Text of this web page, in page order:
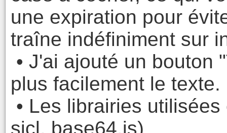
une expiration pour
traîne indéfiniment sur
• J'ai ajouté un bouton
plus facilement le texte.
• Les librairies
sjcl, base64.js)